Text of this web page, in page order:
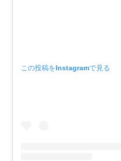
この投稿をInstagramで見る